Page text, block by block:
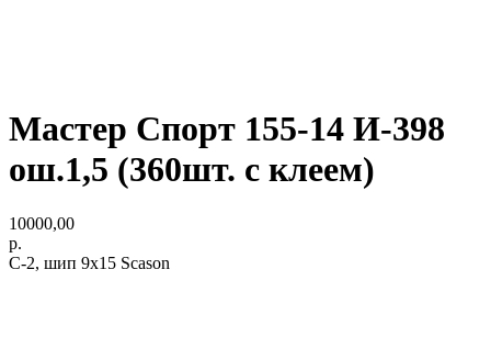
Мастер Спорт 155-14 И-398
ош.1,5 (360шт. с клеем)
10000,00
р.
C-2, шип 9х15 Scason